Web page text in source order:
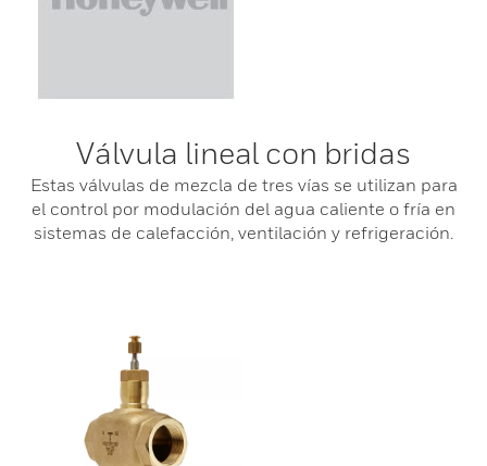
Válvula lineal con bridas
Estas válvulas de mezcla de tres vías se utilizan para
el control por modulación del agua caliente o fría en
sistemas de calefacción, ventilación y refrigeración.